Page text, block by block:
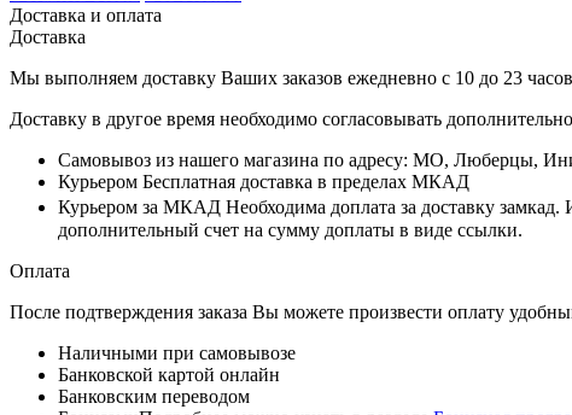
Доставка и оплата
Доставка
Мы выполняем доставку Ваших заказов ежедневно с 10 до 23 часов
Доставку в другое время необходимо согласовывать
Самовывоз из нашего магазина по адресу: МО, Люберцы,
Курьером Бесплатная доставка в пределах МКАД
Курьером за МКАД Необходима доплата за доставку замкад.
дополнительный счет на сумму доплаты в виде ссылки.
Оплата
После подтверждения заказа Вы можете произвести оплату
Наличными при самовывозе
Банковской картой онлайн
Банковским переводом